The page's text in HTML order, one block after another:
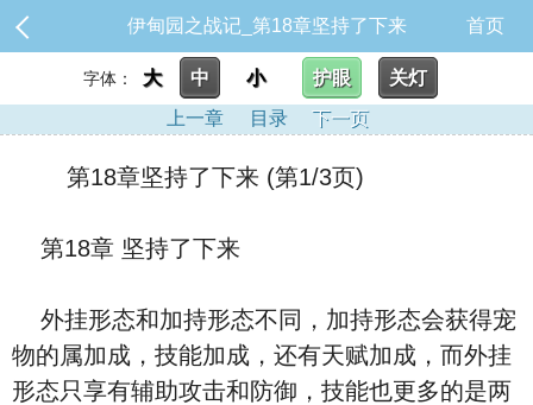
伊甸园之战记_第18章坚持了下来 首页
字体： 大 中 小 护眼
关灯
上一章
目录 下一页
第18章坚持了下来 (第1/3页)
第18章 坚持了下来
外挂形态和加持形态不同，加持形态会获得宠
物的属加成，技能加成，还有天赋加成，而外挂
形态只享有辅助攻击和防御，技能也更多的是两